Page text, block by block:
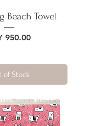
Beach Towel
950.00
of Stock